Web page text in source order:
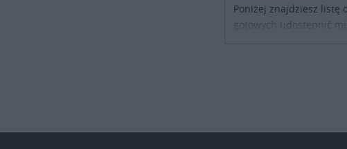
Poniżej znajdziesz listę
gotowych udostępnić
kraju. Skontaktuj się z